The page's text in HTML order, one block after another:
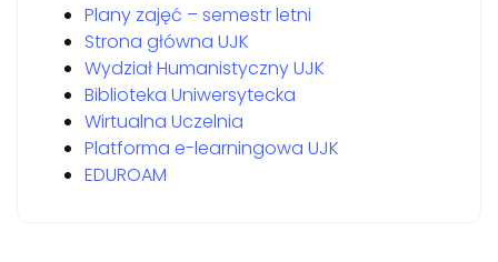
Plany zajęć – semestr letni
Strona główna UJK
Wydział Humanistyczny UJK
Biblioteka Uniwersytecka
Wirtualna Uczelnia
Platforma e-learningowa UJK
EDUROAM